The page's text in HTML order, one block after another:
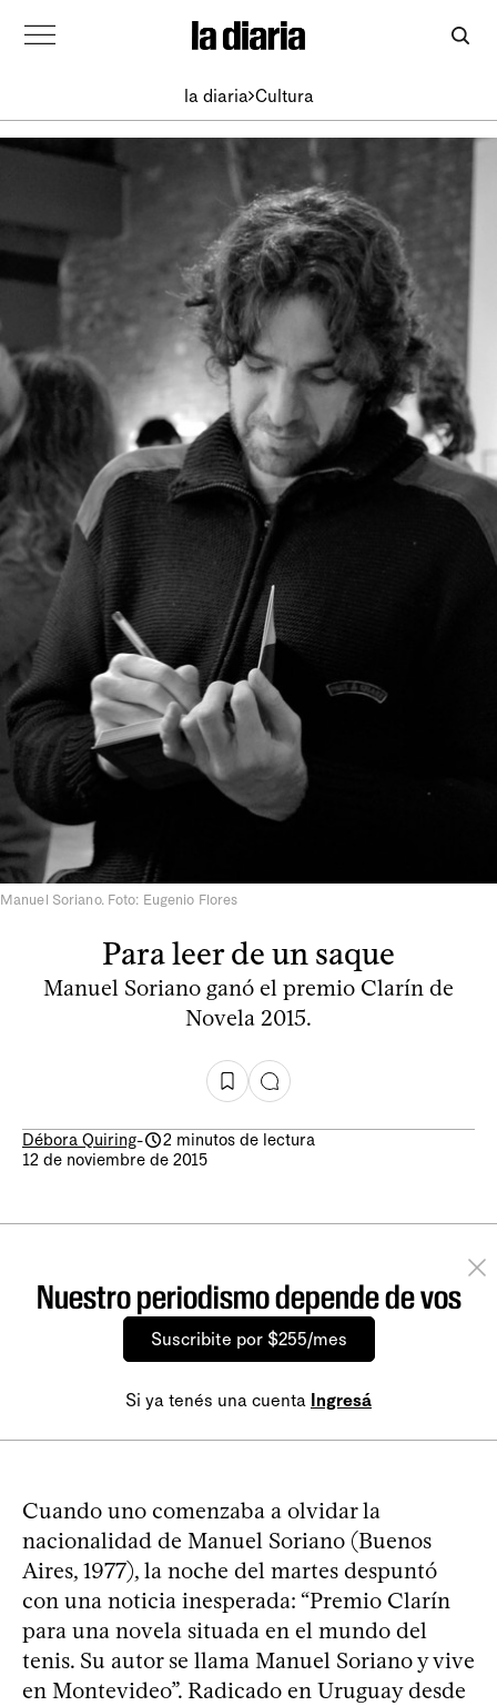
la diaria Cultura
Manuel Soriano. Foto: Eugenio Flores
Para leer de un saque
Manuel Soriano ganó el premio Clarín de
Novela 2015.
Débora Quiring-
2 minutos de lectura
12 de noviembre de 2015
Nuestro periodismo depende de vos
Suscribite por $255/mes
Si ya tenés una cuenta Ingresá
Cuando uno comenzaba a olvidar la
nacionalidad de Manuel Soriano (Buenos
Aires, 1977), la noche del martes despuntó
con una noticia inesperada: “Premio Clarín
para una novela situada en el mundo del
tenis. Su autor se llama Manuel Soriano y vive
en Montevideo”. Radicado en Uruguay desde